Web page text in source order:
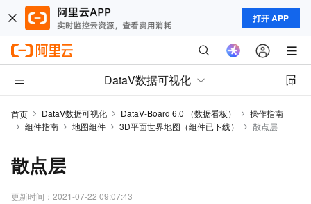
打开 APP
DataV数据可视化
首页 DataV数据可视化 DataV-Board 6.0 （数据看板）
操作指南
组件指南
地图组件 3D平面世界地图（组件已下线） 散点层
散点层
更新时间： 2021-07-22 09:07:43